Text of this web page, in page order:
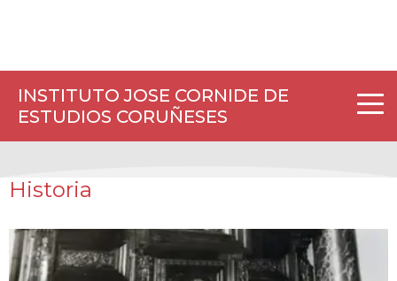
INSTITUTO JOSE CORNIDE DE
ESTUDIOS CORUÑESES
Historia